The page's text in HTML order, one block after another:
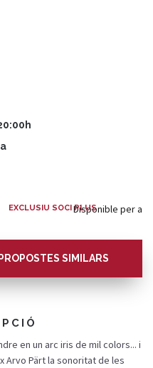
Disponible per a
EXCLUSIU SOCI PLUS
PROPOSTES SIMILARS
en un arc iris de mil colors... i
Arvo Pärt la sonoritat de les